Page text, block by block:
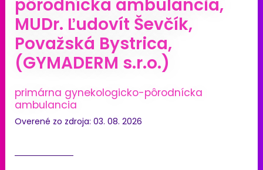
pôrodnícka ambulancia,
MUDr. Ľudovít Ševčík,
Považská Bystrica,
(GYMADERM s.r.o.)
primárna gynekologicko-pôrodnícka
ambulancia
Overené zo zdroja: 03. 08. 2026